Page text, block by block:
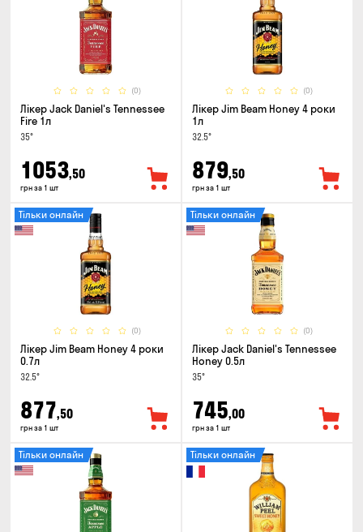
(0)
Лікер Jack Daniel's Tennessee
Fire 1л
35°
1053,50
грн за 1 шт
(0)
Лікер Jim Beam Honey 4 роки
1л
32.5°
879,50
грн за 1 шт
(0)
Тільки онлайн
Лікер Jim Beam Honey 4 роки
0.7л
32.5°
877,50
грн за 1 шт
(0)
Тільки онлайн
Лікер Jack Daniel's Tennessee
Honey 0.5л
35°
745,00
грн за 1 шт
Тільки онлайн Тільки онлайн